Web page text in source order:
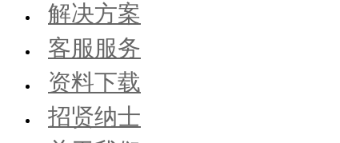
解决方案
客服服务
资料下载
招贤纳士